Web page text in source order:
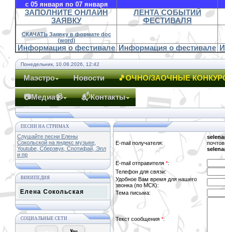
с 05 января по 07 января
ЗАПОЛНИТЕ ОНЛАЙН
ЗАЯВКУ
ЛЕНТА СОБЫТИЙ
ФЕСТИВАЛЯ
СКАЧАТЬ Заявку в формате doc
(word)
Информация о фестивале Информация о фестивале
Понедельник, 10.08.2026, 12:42
Маэстро Новости 🎵ОЧНО/ЗАОЧНЫЕ
📷Медиа📹 📬Контакты
ПЕСНИ НА СТРИМАХ
Слушайте песни Елены
Сокольской на яндекс музыке,
Youtube, Сберзвук, Спотифай, Эпл
и пр
ВИКИПЕДИЯ
Елена Сокольская
СОЦИАЛЬНЫЕ СЕТИ
E-mail получателя:
E-mail отправителя *:
Телефон для связи:
Удобное Вам время для нашего
звонка (по МСК):
Тема письма:
Текст сообщения *: